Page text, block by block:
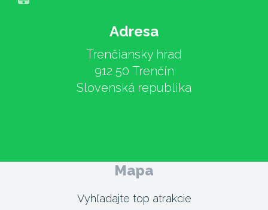
Adresa
Trenčiansky hrad
912 50 Trenčín
Slovenská republika
Mapa
Vyhľadajte top atrakcie